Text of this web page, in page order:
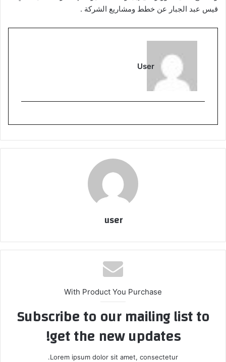
قيس عبد الجبار عن خطط ومشاريع الشركة .
User
user
With Product You Purchase
Subscribe to our mailing list to
get the new updates!
Lorem ipsum dolor sit amet, consectetur.